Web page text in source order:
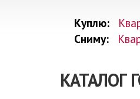
Куплю:
Сниму:
КАТАЛОГ